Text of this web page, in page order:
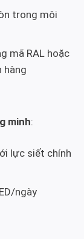
trong môi
mã RAL hoặc
hàng
minh:
lực siết chính
ngày